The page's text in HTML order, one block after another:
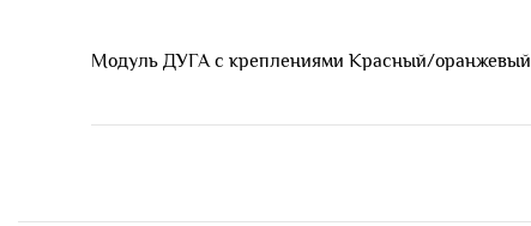
Модуль ДУГА с креплениями Красный/